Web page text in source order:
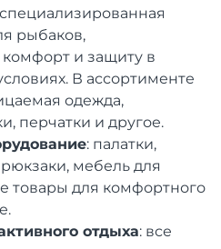
рыбаков,
и защиту в
В ассортименте
одежда,
перчатки и другое.
: палатки,
мебель для
товары для комфортного
отдыха: все